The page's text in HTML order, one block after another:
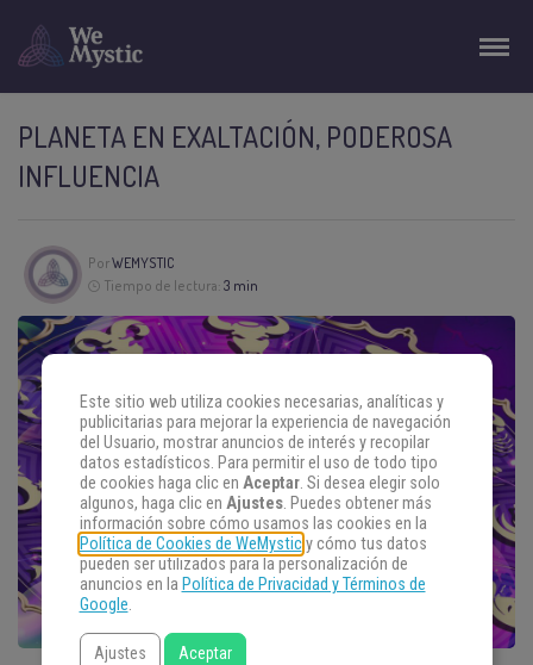
PLANETA EN EXALTACIÓN, PODEROSA
INFLUENCIA
PorWEMYSTIC
Tiempo de lectura: 3 min
Este sitio web utiliza cookies necesarias, analíticas y
publicitarias para mejorar la experiencia de navegación
del Usuario, mostrar anuncios de interés y recopilar
datos estadísticos. Para permitir el uso de todo tipo
de cookies haga clic en Aceptar. Si desea elegir solo
algunos, haga clic en Ajustes. Puedes obtener más
información sobre cómo usamos las cookies en la
Política de Cookies de WeMysticy cómo tus datos
pueden ser utilizados para la personalización de
anuncios en la Política de Privacidad y Términos de
Google.
Ajustes Aceptar